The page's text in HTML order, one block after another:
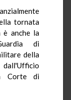
tornata
è anche la
di
della
Corte di